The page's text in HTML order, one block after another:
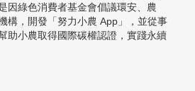
因綠色消費者基金會倡議環安、農
構，開發「努力小農 App」，並從事
助小農取得國際碳權認證，實踐永續